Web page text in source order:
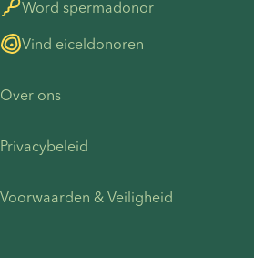
Word spermadonor
Vind eiceldonoren
Over ons
Perscontact
Privacybeleid
Voorwaarden & Veiligheid